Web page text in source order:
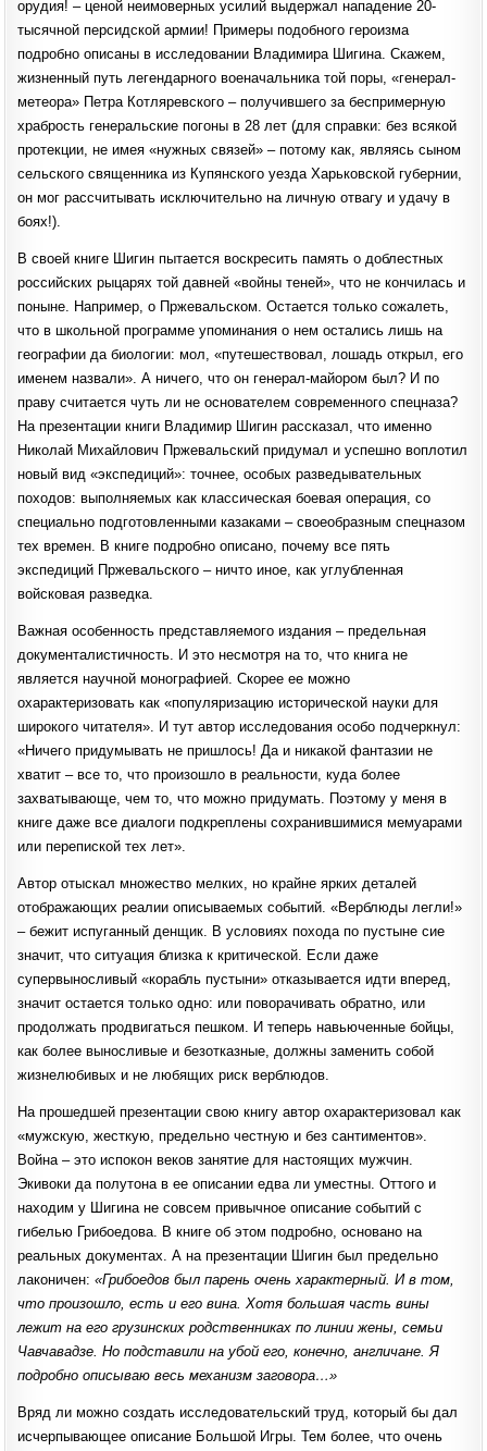
орудия! – ценой неимоверных усилий выдержал нападение 20-
тысячной персидской армии! Примеры подобного героизма
подробно описаны в исследовании Владимира Шигина. Скажем,
жизненный путь легендарного военачальника той поры, «генерал-
метеора» Петра Котляревского – получившего за беспримерную
храбрость генеральские погоны в 28 лет (для справки: без всякой
протекции, не имея «нужных связей» – потому как, являясь сыном
сельского священника из Купянского уезда Харьковской губернии,
он мог рассчитывать исключительно на личную отвагу и удачу в
боях!).
В своей книге Шигин пытается воскресить память о доблестных
российских рыцарях той давней «войны теней», что не кончилась и
поныне. Например, о Пржевальском. Остается только сожалеть,
что в школьной программе упоминания о нем остались лишь на
географии да биологии: мол, «путешествовал, лошадь открыл, его
именем назвали». А ничего, что он генерал-майором был? И по
праву считается чуть ли не основателем современного спецназа?
На презентации книги Владимир Шигин рассказал, что именно
Николай Михайлович Пржевальский придумал и успешно воплотил
новый вид «экспедиций»: точнее, особых разведывательных
походов: выполняемых как классическая боевая операция, со
специально подготовленными казаками – своеобразным спецназом
тех времен. В книге подробно описано, почему все пять
экспедиций Пржевальского – ничто иное, как углубленная
войсковая разведка.
Важная особенность представляемого издания – предельная
документалистичность. И это несмотря на то, что книга не
является научной монографией. Скорее ее можно
охарактеризовать как «популяризацию исторической науки для
широкого читателя». И тут автор исследования особо подчеркнул:
«Ничего придумывать не пришлось! Да и никакой фантазии не
хватит – все то, что произошло в реальности, куда более
захватывающе, чем то, что можно придумать. Поэтому у меня в
книге даже все диалоги подкреплены сохранившимися мемуарами
или перепиской тех лет».
Автор отыскал множество мелких, но крайне ярких деталей
отображающих реалии описываемых событий. «Верблюды легли!»
– бежит испуганный денщик. В условиях похода по пустыне сие
значит, что ситуация близка к критической. Если даже
супервыносливый «корабль пустыни» отказывается идти вперед,
значит остается только одно: или поворачивать обратно, или
продолжать продвигаться пешком. И теперь навьюченные бойцы,
как более выносливые и безотказные, должны заменить собой
жизнелюбивых и не любящих риск верблюдов.
На прошедшей презентации свою книгу автор охарактеризовал как
«мужскую, жесткую, предельно честную и без сантиментов».
Война – это испокон веков занятие для настоящих мужчин.
Экивоки да полутона в ее описании едва ли уместны. Оттого и
находим у Шигина не совсем привычное описание событий с
гибелью Грибоедова. В книге об этом подробно, основано на
реальных документах. А на презентации Шигин был предельно
лаконичен:«Грибоедов был парень очень характерный. И в том,
что произошло, есть и его вина. Хотя большая часть вины
лежит на его грузинских родственниках по линии жены, семьи
Чавчавадзе. Но подставили на убой его, конечно, англичане. Я
подробно описываю весь механизм заговора…»
Вряд ли можно создать исследовательский труд, который бы дал
исчерпывающее описание Большой Игры. Тем более, что очень